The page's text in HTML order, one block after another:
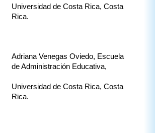
Universidad de Costa Rica, Costa
Rica.
Adriana Venegas Oviedo, Escuela
de Administración Educativa,
Universidad de Costa Rica, Costa
Rica.